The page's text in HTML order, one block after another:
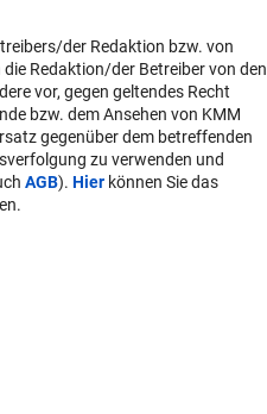
der Redaktion bzw. von
Redaktion/der Betreiber von den
vor, gegen geltendes Recht
bzw. dem Ansehen von KMM
gegenüber dem betreffenden
zu verwenden und
AGB). Hier können Sie das